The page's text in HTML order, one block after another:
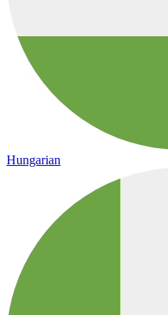
Hungarian